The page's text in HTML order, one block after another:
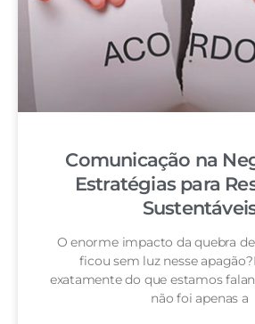
Comunicação na
Estratégias para
O enorme impacto da quebra
ficou sem luz nesse
exatamente do que estamos
não foi apenas a